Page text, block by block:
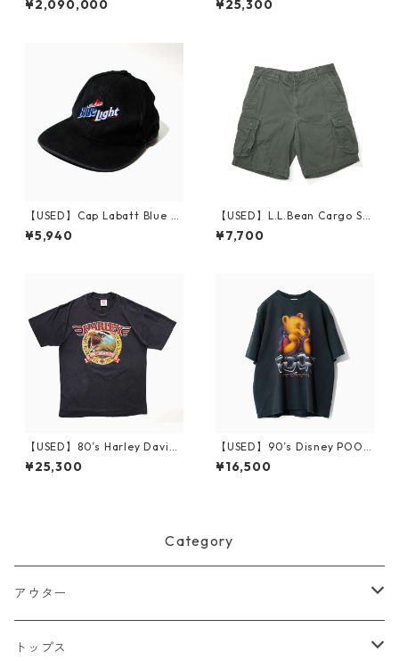
¥2,090,000 ¥25,300
【USED】Cap Labatt Blue Li
ght
¥5,940
【USED】L.L.Bean Cargo Sh
ort Pants W34
¥7,700
【USED】80’s Harley Davids
on TOO TOUGH TO DIE T-Sh
irt L
¥25,300
【USED】90’s Disney POOH
T-Shirt XL
¥16,500
Category
アウター
ジャケット
トップス